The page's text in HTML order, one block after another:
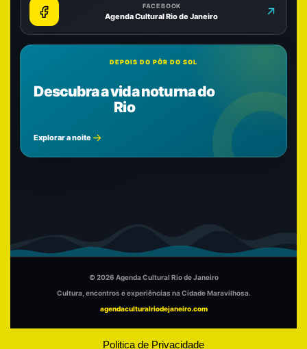
FACEBOOK
Agenda Cultural Rio de Janeiro
DEPOIS DO PÔR DO SOL
Descubra a vida noturna do
Rio
Explorar a noite
© 2026 Agenda Cultural Rio de Janeiro
Cultura, encontros e experiências na Cidade Maravilhosa.
agendaculturalriodejaneiro.com
Politica de Privacidade